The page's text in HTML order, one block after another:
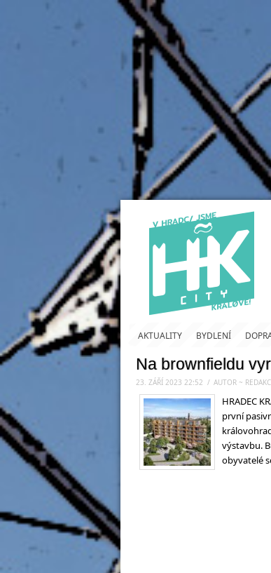
AKTUALITY BYDLENÍ
Na brownfieldu
23. ZÁŘÍ 2023 22:52 / AUTOR ~
HRADEC
první
výstavbu.
obyvatelé